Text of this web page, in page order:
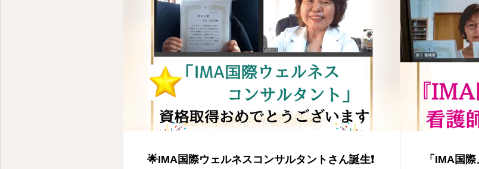
🌟IMA国際ウェルネスコンサルタントさん誕生❗
「IMA国